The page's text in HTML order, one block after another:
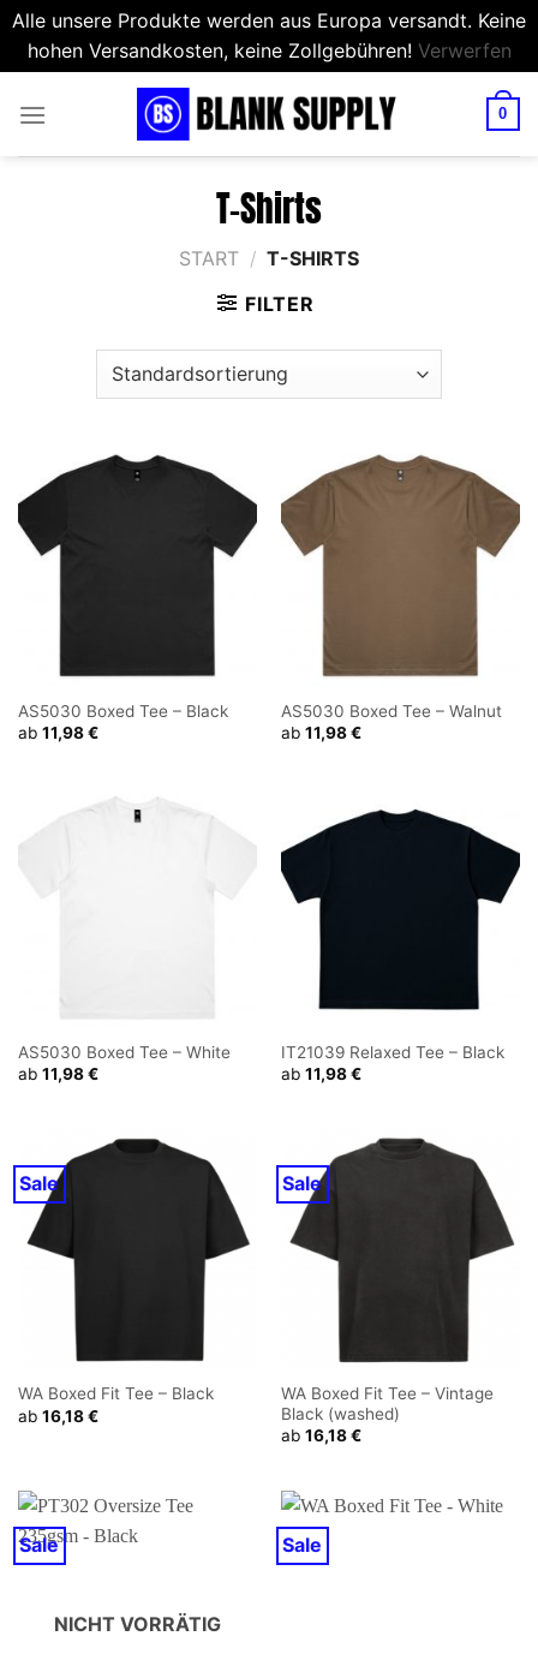
Alle unsere Produkte werden aus Europa versandt. Keine
hohen Versandkosten, keine Zollgebühren! Verwerfen
Inhalt
0
T-Shirts
START / T-SHIRTS
FILTER
AS5030 Boxed Tee – Black
ab 11,98€
AS5030 Boxed Tee – Walnut
ab 11,98€
AS5030 Boxed Tee – White
ab 11,98€
IT21039 Relaxed Tee – Black
ab 11,98€
Sale
WA Boxed Fit Tee – Black
ab 16,18€
Sale
WA Boxed Fit Tee – Vintage
Black (washed)
ab 16,18€
Sale
NICHT VORRÄTIG
Sale